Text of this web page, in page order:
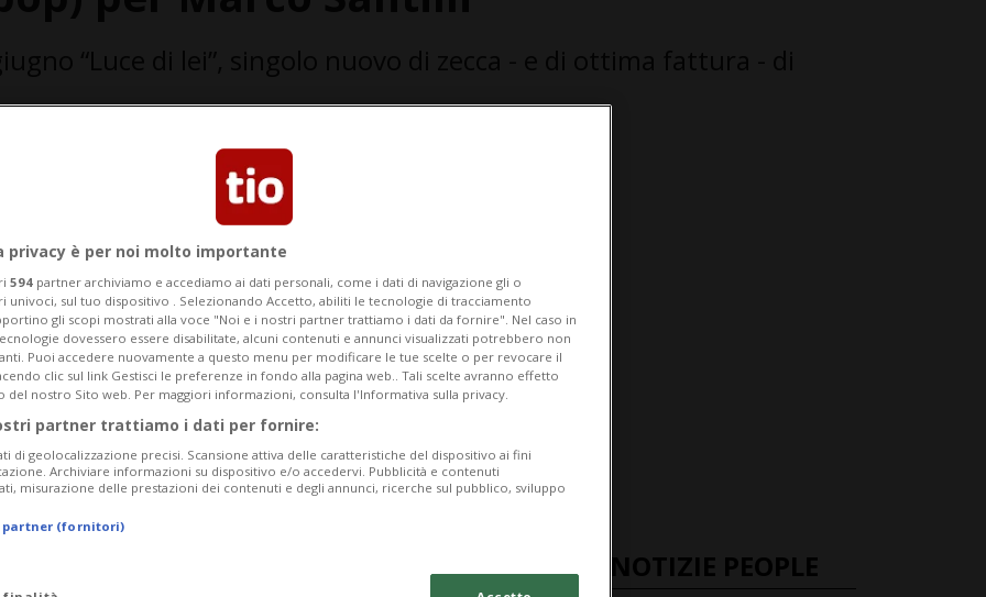
05 giu 2018 - 06:01
base a Zurigo) - che ben conosciamo per i
e jazz -, dopo la realizzazione
2017) - in cui, per la prima volta a
ULTIME NOTIZIE PEOPLE
privacy è per noi molto importante
594 partner archiviamo e accediamo ai dati personali, come i dati di navigazione gli o
univoci, sul tuo dispositivo . Selezionando Accetto, abiliti le tecnologie di tracciamento
gli scopi mostrati alla voce "Noi e i nostri partner trattiamo i dati da fornire". Nel caso in
dovessero essere disabilitate, alcuni contenuti e annunci visualizzati potrebbero non
Puoi accedere nuovamente a questo menu per modificare le tue scelte o per revocare il
clic sul link Gestisci le preferenze in fondo alla pagina web.. Tali scelte avranno effetto
del nostro Sito web. Per maggiori informazioni, consulta l'Informativa sulla privacy.
partner trattiamo i dati per fornire:
di geolocalizzazione precisi. Scansione attiva delle caratteristiche del dispositivo ai fini
Archiviare informazioni su dispositivo e/o accedervi. Pubblicità e contenuti
misurazione delle prestazioni dei contenuti e degli annunci, ricerche sul pubblico, sviluppo
partner (fornitori)